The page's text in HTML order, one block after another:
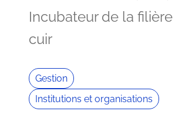
Incubateur de la filière
cuir
Gestion
Institutions et organisations